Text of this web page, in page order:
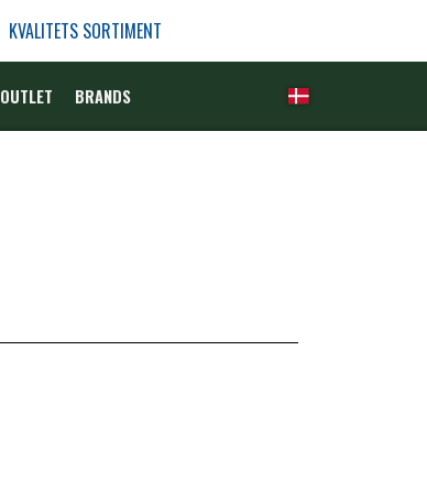
KVALITETS SORTIMENT
OUTLET BRANDS